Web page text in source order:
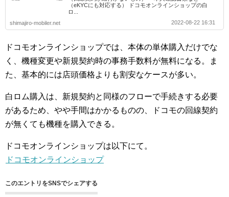
（eKYCにも対応する） ドコモオンラインショップの白
ロ...
shimajiro-mobiler.net
2022-08-22 16:31
ドコモオンラインショップでは、本体の単体購入だけでな
く、機種変更や新規契約時の事務手数料が無料になる。ま
た、基本的には店頭価格よりも割安なケースが多い。
白ロム購入は、新規契約と同様のフローで手続きする必要
があるため、やや手間はかかるものの、ドコモの回線契約
が無くても機種を購入できる。
ドコモオンラインショップは以下にて。
ドコモオンラインショップ
このエントリをSNSでシェアする